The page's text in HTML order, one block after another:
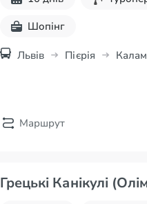
Шопінг
Львів Пієрія
Маршрут
Грецькі Канікулі